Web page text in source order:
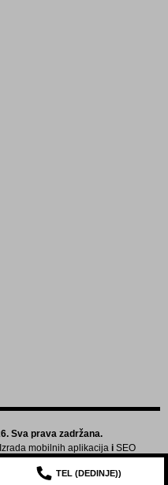
Sva prava zadržana.
Izrada mobilnih aplikacija i SEO
TEL (DEDINJE))